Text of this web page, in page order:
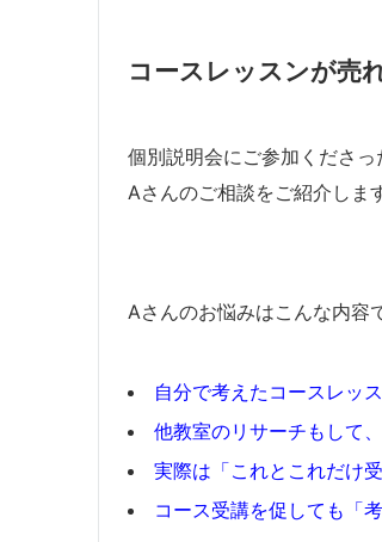
コースレッスンが売
個別説明会にご参加くださっ
Aさんのご相談をご紹介しま
Aさんのお悩みはこんな内容
自分で考えたコースレッ
他教室のリサーチもして
実際は「これとこれだけ
コース受講を促しても「